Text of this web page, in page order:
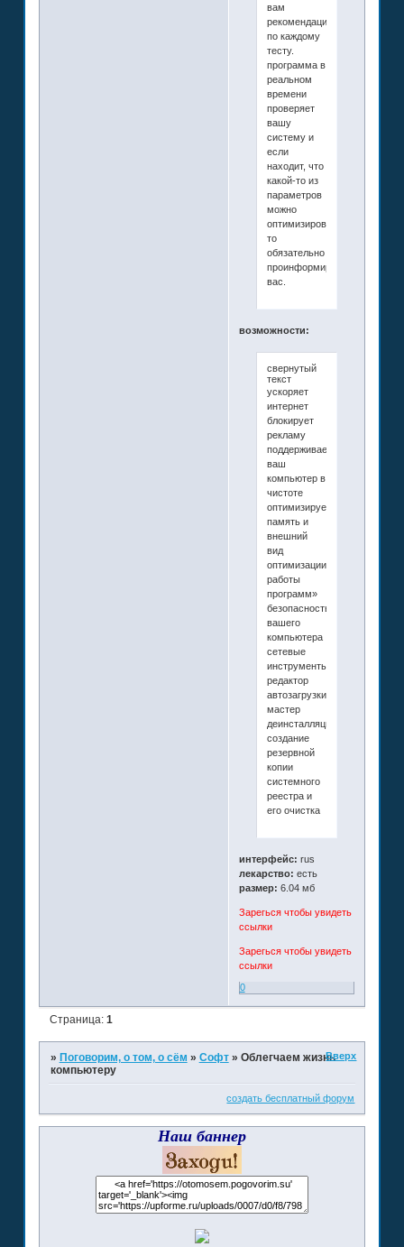
вам
рекомендации
по каждому
тесту.
программа в
реальном
времени
проверяет
вашу
систему и
если
находит, что
какой-то из
параметров
можно
оптимизировать,
то
обязательно
проинформирует
вас.
возможности:
свернутый
текст
ускоряет
интернет
блокирует
рекламу
поддерживает
ваш
компьютер в
чистоте
оптимизирует
память и
внешний
вид
оптимизации
работы
программ»
безопасность
вашего
компьютера
сетевые
инструменты
редактор
автозагрузки
мастер
деинсталляции
создание
резервной
копии
системного
реестра и
его очистка
интерфейс: rus
лекарство: есть
размер: 6.04 мб
Зарегься чтобы увидеть
ссылки
Зарегься чтобы увидеть
ссылки
0
Страница: 1
» Поговорим, о том, о сём » Софт » Облегчаем жизнь
компьютеру
Вверх
создать бесплатный форум
Наш баннер